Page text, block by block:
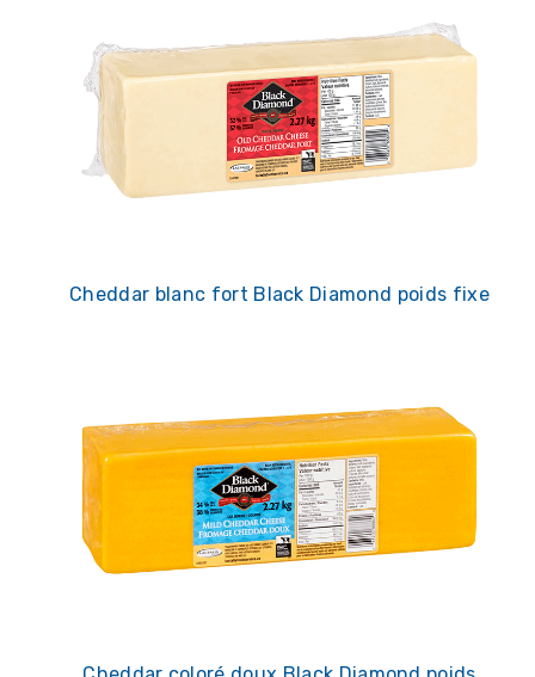
Cheddar blanc fort Black Diamond poids fixe